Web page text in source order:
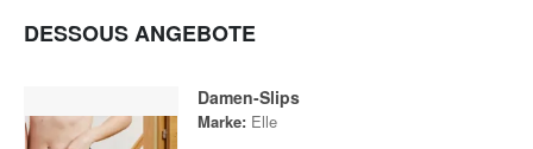
DESSOUS ANGEBOTE
Damen-Slips
Marke: Elle